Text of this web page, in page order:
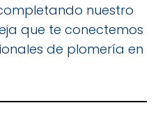
nuestro
que te conectemos
de plomería en